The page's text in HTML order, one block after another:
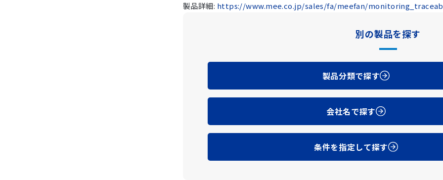
製品詳細: https://www.mee.co.jp/sales/fa/meefan/
別の製品を探す
製品分類で探す
会社名で探す
条件を指定して探す